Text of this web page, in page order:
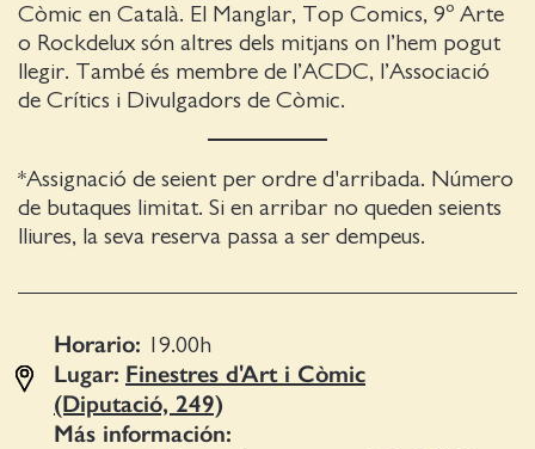
Còmic en Català. El Manglar, Top Comics, 9º Arte
o Rockdelux són altres dels mitjans on l’hem pogut
llegir. També és membre de l’ACDC, l’Associació
de Crítics i Divulgadors de Còmic.
*Assignació de seient per ordre d'arribada. Número
de butaques limitat. Si en arribar no queden seients
lliures, la seva reserva passa a ser dempeus.
Horario: 19.00h
Lugar: Finestres d'Art i Còmic
(Diputació, 249)
Más información: